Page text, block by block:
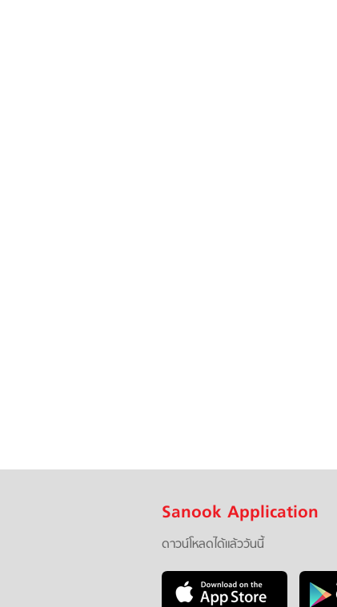
Sanook Application
ดาวน์โหลดได้แล้ววันนี้